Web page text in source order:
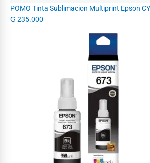
POMO Tinta Sublimacion Multiprint Epson
₲ 235.000